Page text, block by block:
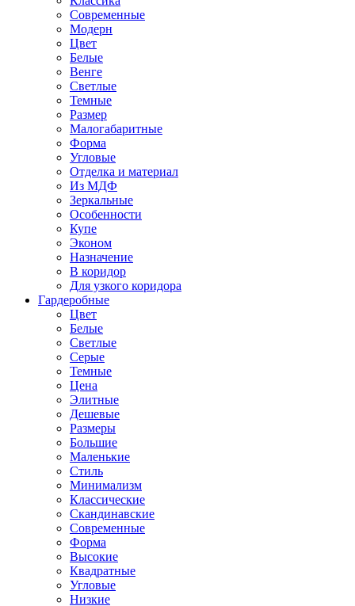
Современные
Модерн
Цвет
Белые
Венге
Светлые
Темные
Размер
Малогабаритные
Форма
Угловые
Отделка и материал
Из МДФ
Зеркальные
Особенности
Купе
Эконом
Назначение
В коридор
Для узкого коридора
Гардеробные
Цвет
Белые
Светлые
Серые
Темные
Цена
Элитные
Дешевые
Размеры
Большие
Маленькие
Стиль
Минимализм
Классические
Скандинавские
Современные
Форма
Высокие
Квадратные
Угловые
Низкие